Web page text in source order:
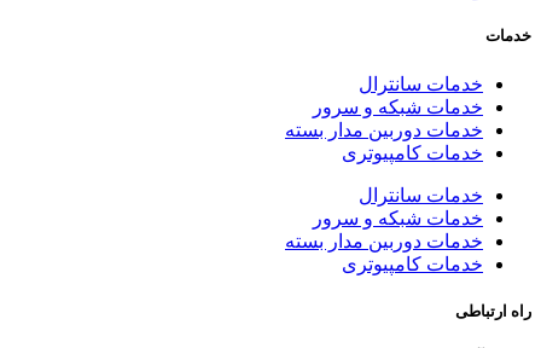
خدمات
خدمات سانترال
خدمات شبکه و سرور
خدمات دوربین مدار بسته
خدمات کامپیوتری
خدمات سانترال
خدمات شبکه و سرور
خدمات دوربین مدار بسته
خدمات کامپیوتری
راه ارتباطی